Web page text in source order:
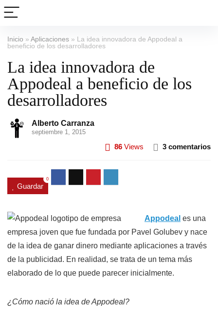
Inicio » Aplicaciones » La idea innovadora de Appodeal a
beneficio de los desarrolladores
La idea innovadora de
Appodeal a beneficio de los
desarrolladores
Alberto Carranza
septiembre 1, 2015
86 Views 3 comentarios
Guardar
0
Appodeal es una
empresa joven que fue fundada por Pavel Golubev y nace
de la idea de ganar dinero mediante aplicaciones a través
de la publicidad. En realidad, se trata de un tema más
elaborado de lo que puede parecer inicialmente.
¿Cómo nació la idea de Appodeal?